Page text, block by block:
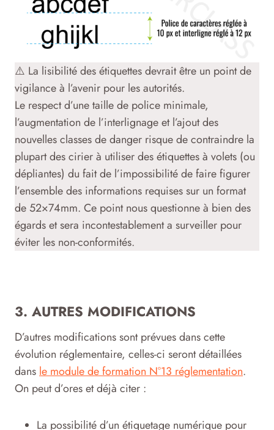
⚠️ La lisibilité des étiquettes devrait être un point de
vigilance à l’avenir pour les autorités.
Le respect d’une taille de police minimale,
l’augmentation de l’interlignage et l’ajout des
nouvelles classes de danger risque de contraindre la
plupart des cirier à utiliser des étiquettes à volets (ou
dépliantes) du fait de l’impossibilité de faire figurer
l’ensemble des informations requises sur un format
de 52×74mm. Ce point nous questionne à bien des
égards et sera incontestablement a surveiller pour
éviter les non-conformités.
3. AUTRES MODIFICATIONS
D’autres modifications sont prévues dans cette
évolution réglementaire, celles-ci seront détaillées
dansle module de formation N°13 réglementation.
On peut d’ores et déjà citer :
La possibilité d’un étiquetage numérique pour